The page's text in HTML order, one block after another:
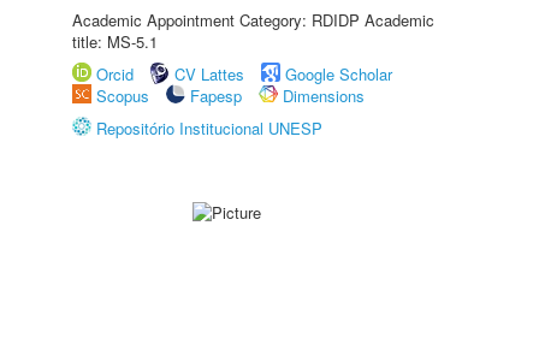
Academic Appointment Category: RDIDP Academic
title: MS-5.1
Orcid
CV Lattes
Google Scholar
Scopus
Fapesp
Dimensions
Repositório Institucional UNESP